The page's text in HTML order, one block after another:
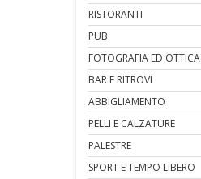
RISTORANTI
PUB
FOTOGRAFIA ED OTTICA
BAR E RITROVI
ABBIGLIAMENTO
PELLI E CALZATURE
PALESTRE
SPORT E TEMPO LIBERO